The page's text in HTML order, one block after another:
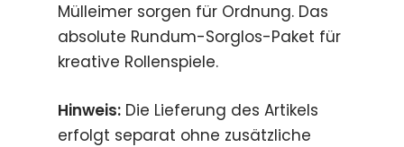
Mülleimer sorgen für Ordnung. Das
absolute Rundum-Sorglos-Paket für
kreative Rollenspiele.
Hinweis: Die Lieferung des Artikels
erfolgt separat ohne zusätzliche